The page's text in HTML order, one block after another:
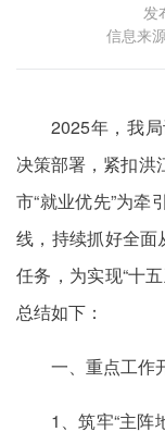
发
信息来
2025年，我
决策部署，紧扣洪
市“就业优先”为牵
线，持续抓好全面
任务，为实现“十
总结如下：
一、重点工作
1、筑牢“主阵